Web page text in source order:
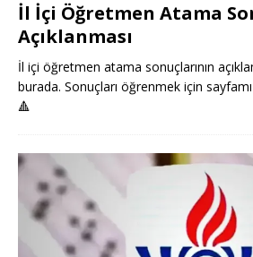
İl İçi Öğretmen Atama
Açıklanması
İl içi öğretmen atama sonuçlarının
burada. Sonuçları öğrenmek için
🔺